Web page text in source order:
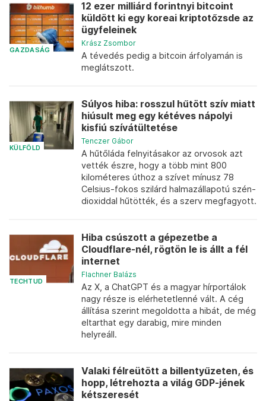
GAZDASÁG
12 ezer milliárd forintnyi bitcoint
küldött ki egy koreai kriptotőzsde az
ügyfeleinek
Krász Zsombor
A tévedés pedig a bitcoin árfolyamán is
meglátszott.
KÜLFÖLD
Súlyos hiba: rosszul hűtött szív miatt
hiúsult meg egy kétéves nápolyi
kisfiú szívátültetése
Tenczer Gábor
A hűtőláda felnyitásakor az orvosok azt
vették észre, hogy a több mint 800
kilométeres úthoz a szívet mínusz 78
Celsius-fokos szilárd halmazállapotú szén-
dioxiddal hűtötték, és a szerv megfagyott.
TECHTUD
Hiba csúszott a gépezetbe a
Cloudflare-nél, rögtön le is állt a fél
internet
Flachner Balázs
Az X, a ChatGPT és a magyar hírportálok
nagy része is elérhetetlenné vált. A cég
állítása szerint megoldotta a hibát, de még
eltarthat egy darabig, mire minden
helyreáll.
Valaki félreütött a billentyűzeten, és
hopp, létrehozta a világ GDP-jének
kétszeresét